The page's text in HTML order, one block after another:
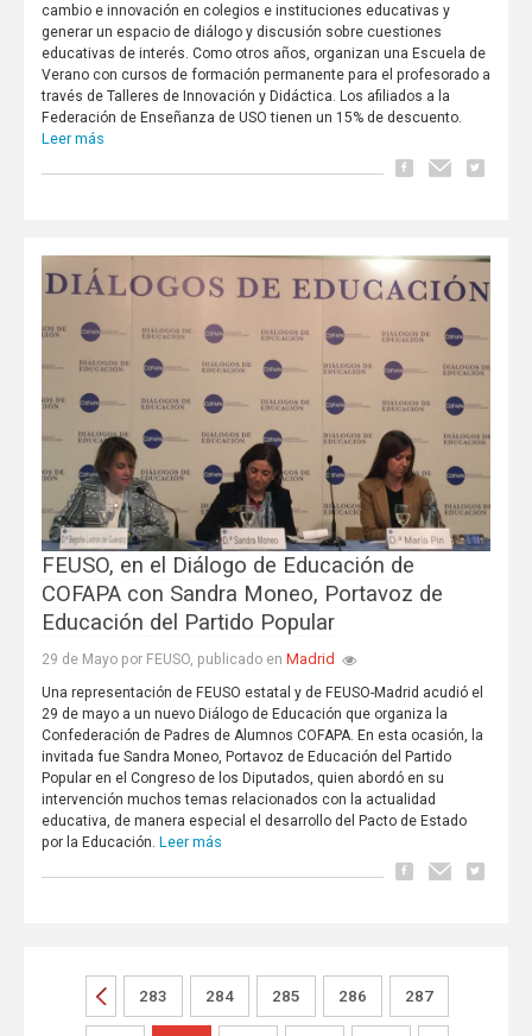
cambio e innovación en colegios e instituciones educativas y
generar un espacio de diálogo y discusión sobre cuestiones
educativas de interés. Como otros años, organizan una Escuela de
Verano con cursos de formación permanente para el profesorado a
través de Talleres de Innovación y Didáctica. Los afiliados a la
Federación de Enseñanza de USO tienen un 15% de descuento.
Leer más
FEUSO, en el Diálogo de Educación de
COFAPA con Sandra Moneo, Portavoz de
Educación del Partido Popular
29 de Mayo por FEUSO, publicado en Madrid
Una representación de FEUSO estatal y de FEUSO-Madrid acudió el
29 de mayo a un nuevo Diálogo de Educación que organiza la
Confederación de Padres de Alumnos COFAPA. En esta ocasión, la
invitada fue Sandra Moneo, Portavoz de Educación del Partido
Popular en el Congreso de los Diputados, quien abordó en su
intervención muchos temas relacionados con la actualidad
educativa, de manera especial el desarrollo del Pacto de Estado
por la Educación. Leer más
283 284 285 286 287